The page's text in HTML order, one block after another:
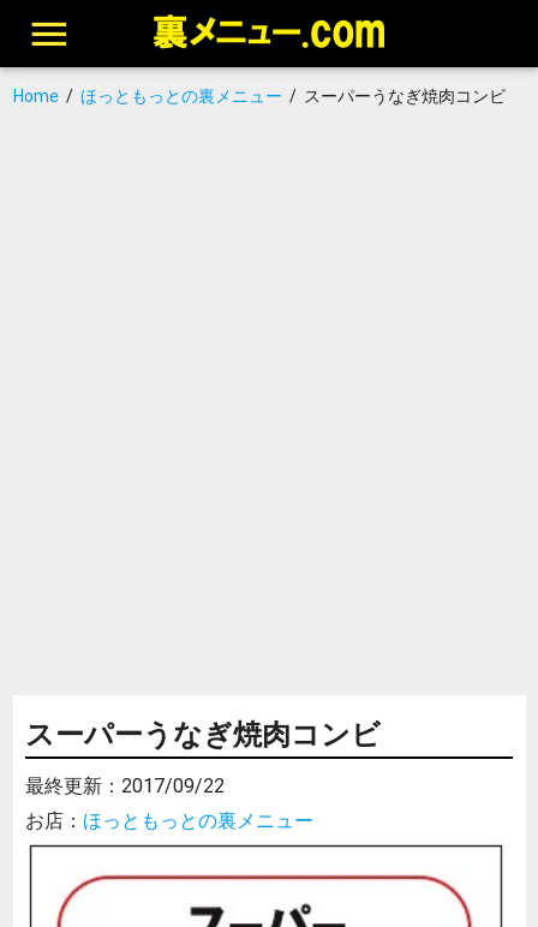
Home/ ほっともっとの裏メニュー / スーパーうなぎ焼肉コンビ
スーパーうなぎ焼肉コンビ
最終更新： 2017/09/22
お店： ほっともっとの裏メニュー